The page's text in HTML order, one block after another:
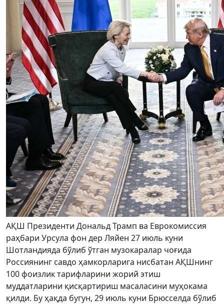
АҚШ Президенти Дональд Трамп ва Еврокомиссия
раҳбари Урсула фон дер Ляйен 27 июль куни
Шотландияда бўлиб ўтган музокаралар чоғида
Россиянинг савдо ҳамкорларига нисбатан АҚШнинг
100 фоизлик тарифларини жорий этиш
муддатларини қисқартириш масаласини муҳокама
қилди. Бу ҳақда бугун, 29 июль куни Брюсселда бўлиб